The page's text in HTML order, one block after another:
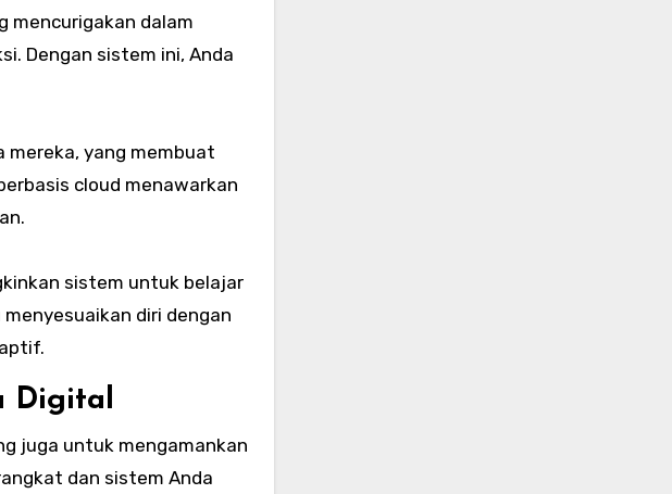
mencurigakan dalam
Dengan sistem ini, Anda
mereka, yang membuat
cloud menawarkan
sistem untuk belajar
diri dengan
Digital
juga untuk mengamankan
dan sistem Anda